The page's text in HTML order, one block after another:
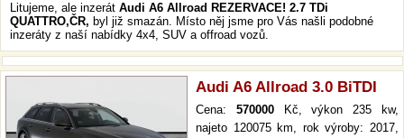
Litujeme, ale inzerát Audi A6 Allroad REZERVACE! 2.7 TDi
QUATTRO,ČR, byl již smazán. Místo něj jsme pro Vás našli podobné
inzeráty z naší nabídky 4x4, SUV a offroad vozů.
Audi A6 Allroad 3.0 BiTDI
Cena: 570000Kč, výkon 235 kw,
najeto 120075 km, rok výroby: 2017,